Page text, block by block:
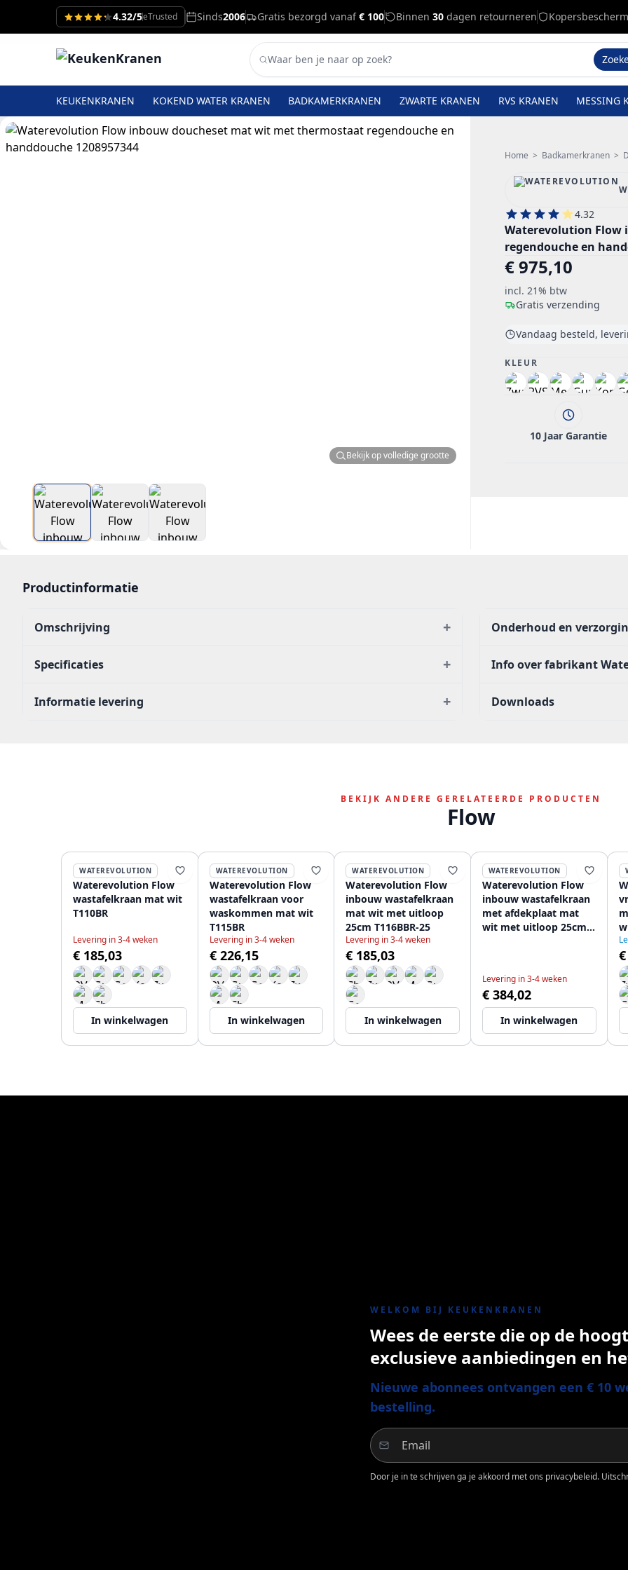
4.32/5eTrusted Sinds2006 Gratis bezorgd vanaf€ 100 Binnen 30 dagen retourneren
KEUKENKRANEN KOKEND WATER KRANEN BADKAMERKRANEN ZWARTE KRANEN RVS KRANEN MESSING
Bekijk op volledige grootte
Home > Badkamerkranen >
4.32
Waterevolution
regendouche en
€ 975,10
incl. 21% btw
Gratis verzending
Vandaag besteld,
KLEUR
10 Jaar Garantie
Productinformatie
Omschrijving +
Specificaties +
Informatie levering +
Onderhoud en
Info over fabrikant
Downloads
BEKIJK ANDERE GERELATEERDE PRODUCTEN
Flow
WATEREVOLUTION
Waterevolution Flow
wastafelkraan mat wit
T110BR
Levering in 3-4 weken
€ 185,03
In winkelwagen
WATEREVOLUTION
Waterevolution Flow
wastafelkraan voor
waskommen mat wit
T115BR
Levering in 3-4 weken
€ 226,15
In winkelwagen
WATEREVOLUTION
Waterevolution Flow
inbouw wastafelkraan
mat wit met uitloop
25cm T116BBR-25
Levering in 3-4 weken
€ 185,03
In winkelwagen
WATEREVOLUTION
Waterevolution Flow
inbouw wastafelkraan
met afdekplaat mat
wit met uitloop 25cm
Levering in 3-4 weken
€ 384,02
In winkelwagen
WELKOM BIJ KEUKENKRANEN
Wees de eerste die op de
exclusieve aanbiedingen en
Nieuwe abonnees ontvangen een € 10
bestelling.
Door je in te schrijven ga je akkoord met ons privacybeleid.